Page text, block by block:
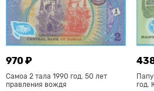
970 ₽
Самоа 2 тала 1990 год. 50 лет
правления вождя
год.